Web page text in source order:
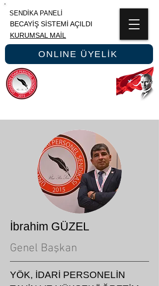
SENDİKA PANELİ
BECAYİŞ SİSTEMİ AÇILDI
KURUMSAL MAİL
ONLINE ÜYELİK
İbrahim GÜZEL
Genel Başkan
YÖK, İDARİ PERSONELİN